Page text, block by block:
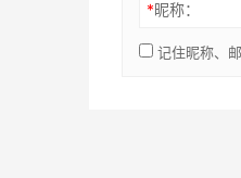
*昵称：
记住昵称、